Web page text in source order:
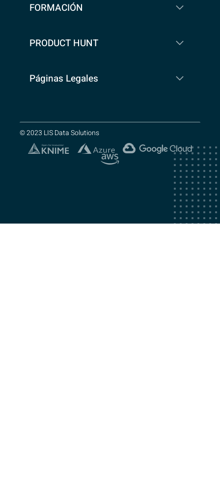
FORMACIÓN
PRODUCT HUNT
Páginas Legales
© 2023 LIS Data Solutions